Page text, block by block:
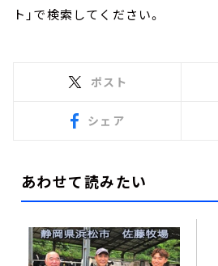
ト」で検索してください。
ポスト
シェア
あわせて読みたい